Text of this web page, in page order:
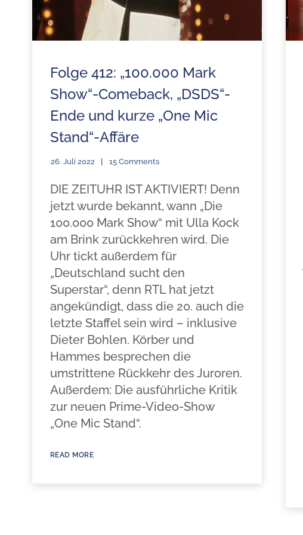
Folge 412: „100.000 Mark
Show“-Comeback, „DSDS“-
Ende und kurze „One Mic
Stand“-Affäre
26. Juli 2022 15 Comments
DIE ZEITUHR IST AKTIVIERT! Denn
jetzt wurde bekannt, wann „Die
100.000 Mark Show“ mit Ulla Kock
am Brink zurückkehren wird. Die
Uhr tickt außerdem für
„Deutschland sucht den
Superstar“, denn RTL hat jetzt
angekündigt, dass die 20. auch die
letzte Staffel sein wird – inklusive
Dieter Bohlen. Körber und
Hammes besprechen die
umstrittene Rückkehr des Juroren.
Außerdem: Die ausführliche Kritik
zur neuen Prime-Video-Show
„One Mic Stand“.
READ MORE